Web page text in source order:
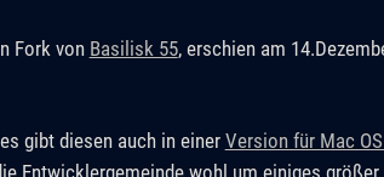
Fork von Basilisk 55, erschien am
gibt diesen auch in einer Version für Mac
Entwicklergemeinde wohl um einiges